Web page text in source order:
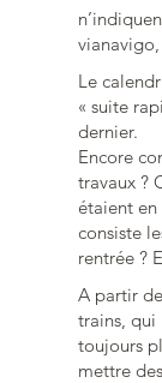
Le
« suite
dernier.
Encore
travaux ?
étaient en
consiste
rentrée ?
A partir
trains, qui
toujours
mettre